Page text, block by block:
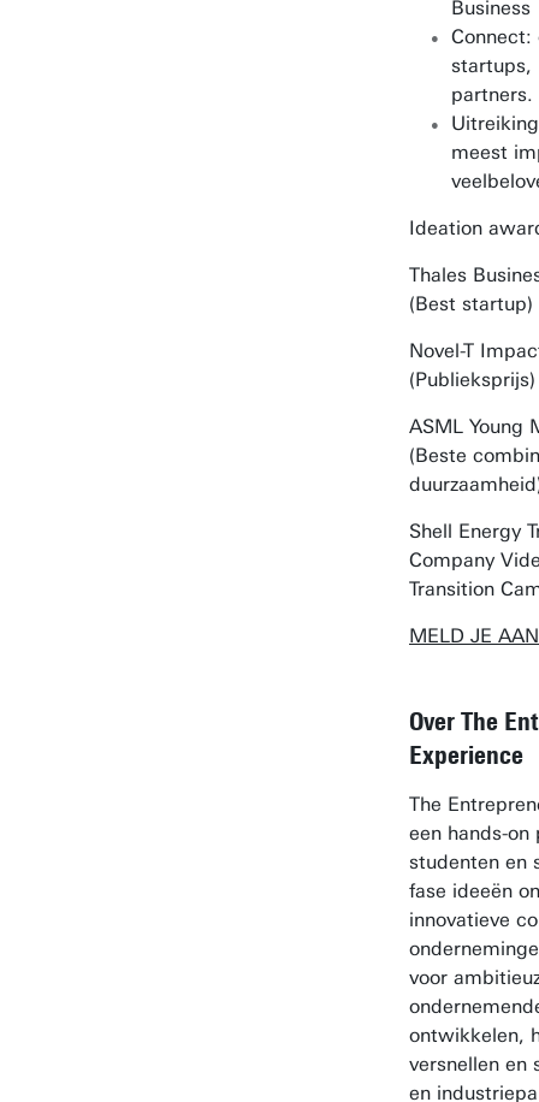
Business
startups,
partners.
meest
Ideation
Thales
(Best startup)
Novel-T
(Publieksprijs)
ASML Young
(Beste
Shell Energy
Company
Transition
MELD JE AAN
Over The
Experience
The
een hands-
studenten en
fase ideeën
innovatieve
voor
ontwikkelen,
versnellen en
en